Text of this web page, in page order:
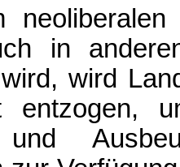
in
wird
entzogen,